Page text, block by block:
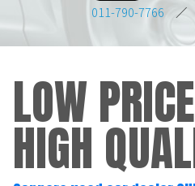
011-790-7766 ／
LOW
HIGH